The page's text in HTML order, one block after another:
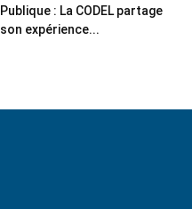
Publique : La CODEL partage
son expérience...